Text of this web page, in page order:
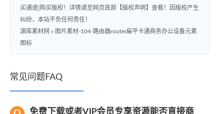
买通道]购买版权！详情请至网页底部【版权声明】查看！因版权产生
纠纷，本站不负任何责任！
源库素材网 » 图片素材-104-路由器router扁平卡通商务办公设备元素
图标
常见问题FAQ
免费下载或者VIP会员专享资源能否直接商